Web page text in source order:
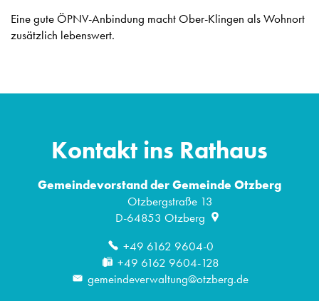
Eine gute ÖPNV-Anbindung macht Ober-Klingen als Wohnort
zusätzlich lebenswert.
Kontakt ins Rathaus
Gemeindevorstand der Gemeinde Otzberg
Otzbergstraße 13
D-64853 Otzberg
+49 6162 9604-0
+49 6162 9604-128
gemeindeverwaltung@otzberg.de